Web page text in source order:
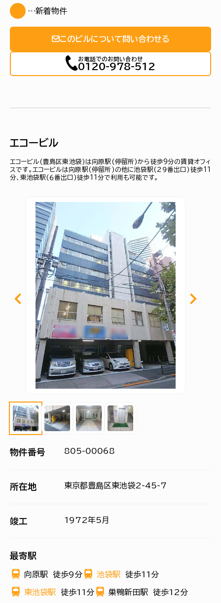
…新着物件
このビルについて問い合わせる
お電話でのお問い合わせ
0120-978-512
エコービル
エコービル(豊島区東池袋)は向原駅(停留所)から徒歩9分の賃貸オフィ
スです。エコービルは向原駅(停留所)の他に池袋駅(２９番出口)徒歩11
分、東池袋駅(６番出口)徒歩11分で利用も可能です。
物件番号 805-00068
所在地 東京都豊島区東池袋2-45-7
竣工 1972年5月
最寄駅
向原駅 徒歩9分 池袋駅 徒歩11分
東池袋駅 徒歩11分 巣鴨新田駅 徒歩12分